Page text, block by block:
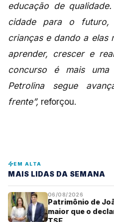
educação de
cidade para o futuro,
crianças e dando a elas
aprender, crescer e
concurso é mais uma
Petrolina segue
frente”, reforçou.
EM ALTA
MAIS LIDAS DA SEMANA
06/08/2026
Patrimônio de
maior que o